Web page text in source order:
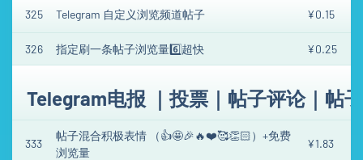
325 Telegram 自定义浏览频道帖子 ¥0.15
326 指定刷一条帖子浏览量6️⃣超快 ¥0.25
Telegram电报 ｜投票｜帖子评论｜帖
333
帖子混合积极表情 （👍🤩🎉🔥❤️🥰👏🏻）+免费
浏览量
¥1.83